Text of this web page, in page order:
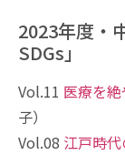
2023年度・
SDGs」
Vol.11 医療を
子）
Vol.08 江戸時